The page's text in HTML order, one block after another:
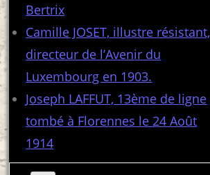
Bertrix
Camille JOSET, illustre résistant,
directeur de l’Avenir du
Luxembourg en 1903.
Joseph LAFFUT, 13ème de ligne
tombé à Florennes le 24 Août
1914